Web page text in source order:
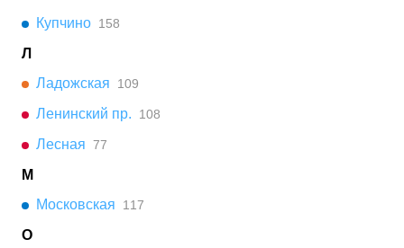
Купчино 158
Л
Ладожская
109
Ленинский пр. 108
Лесная 77
М
Московская
117
О